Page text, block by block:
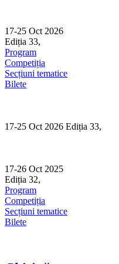
content
17-25 Oct 2026
Ediția 33,
Program
Competiția
Secțiuni tematice
Bilete
17-25 Oct 2026 Ediția 33,
17-26 Oct 2025
Ediția 32,
Program
Competiția
Secțiuni tematice
Bilete